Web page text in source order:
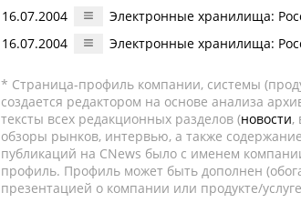
16.07.2004
Электронные хранилища:
16.07.2004
Электронные хранилища:
* Страница-профиль компании, системы
создается редактором на основе анализа
тексты всех редакционных разделов (новости,
обзоры рынков, интервью, а также
публикаций на CNews было с именем
профиль. Профиль может быть дополнен
презентацией о компании или продукте/